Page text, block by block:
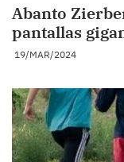
Abanto
pantallas
19/MAR/2024